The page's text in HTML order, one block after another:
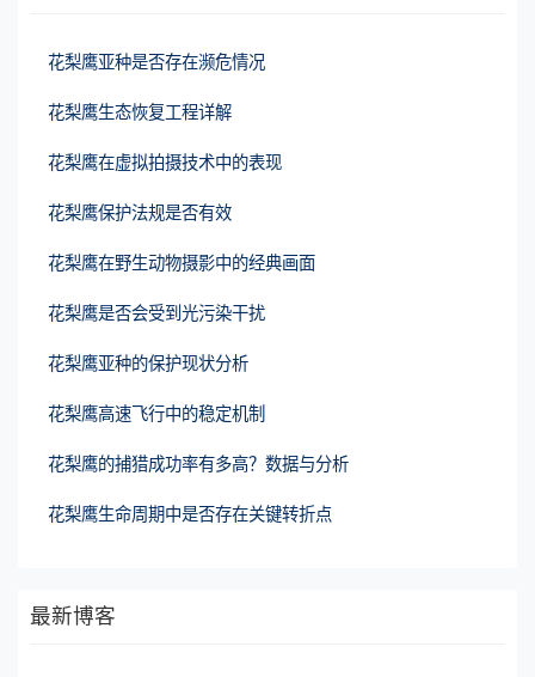
花梨鹰亚种是否存在濒危情况
花梨鹰生态恢复工程详解
花梨鹰在虚拟拍摄技术中的表现
花梨鹰保护法规是否有效
花梨鹰在野生动物摄影中的经典画面
花梨鹰是否会受到光污染干扰
花梨鹰亚种的保护现状分析
花梨鹰高速飞行中的稳定机制
花梨鹰的捕猎成功率有多高？数据与分析
花梨鹰生命周期中是否存在关键转折点
最新博客